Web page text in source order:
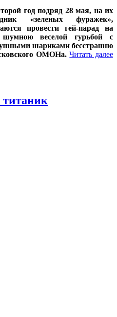
год подряд 28 мая, на их
«зеленых фуражек»,
провести гей-парад на
веселой гурьбой с
шариками бесстрашно
ОМОНа. Читать далее